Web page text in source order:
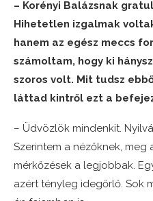
– Korényi Balázsnak
Hihetetlen izgalmak
hanem az egész meccs
számoltam, hogy ki
szoros volt. Mit tudsz
láttad kintről ezt a
– Üdvözlök mindenkit.
Szerintem a nézőknek,
mérkőzések a legjobbak.
azért tényleg idegőrlő. Sok